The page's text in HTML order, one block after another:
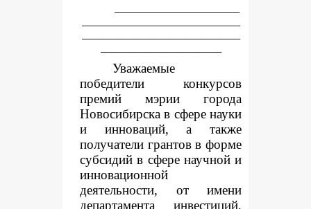
Уважаемые
победители конкурсов
премий мэрии города
Новосибирска в сфере науки
и инноваций, а также
получатели грантов в форме
субсидий в сфере научной и
инновационной
деятельности, от имени
департамента инвестиций,